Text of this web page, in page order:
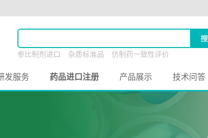
参比制剂进口 杂质标准品
仿制药一致性评价
发服务 药品进口注册 产品展示 技术问答